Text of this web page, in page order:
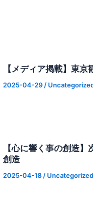
【メディア掲載】東
2025-04-29/
【心に響く事の創造
創造
2025-04-18 / Uncategorized